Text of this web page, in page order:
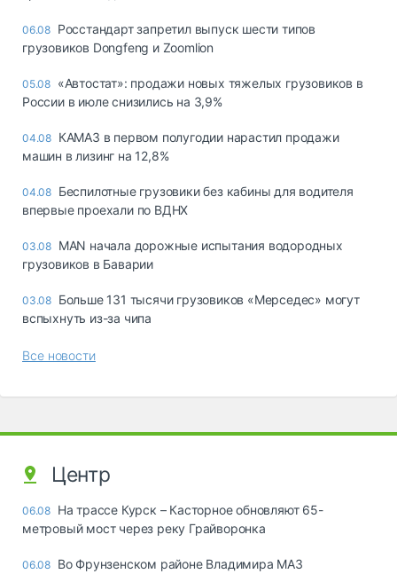
06.08 Росстандарт запретил выпуск шести типов
грузовиков Dongfeng и Zoomlion
05.08 «Автостат»: продажи новых тяжелых грузовиков в
России в июле снизились на 3,9%
04.08 КАМАЗ в первом полугодии нарастил продажи
машин в лизинг на 12,8%
04.08 Беспилотные грузовики без кабины для водителя
впервые проехали по ВДНХ
03.08 MAN начала дорожные испытания водородных
грузовиков в Баварии
03.08 Больше 131 тысячи грузовиков «Мерседес» могут
вспыхнуть из-за чипа
Все новости
Центр
06.08 На трассе Курск – Касторное обновляют 65-
метровый мост через реку Грайворонка
06.08 Во Фрунзенском районе Владимира МАЗ